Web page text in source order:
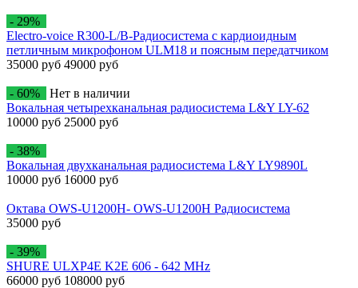
- 29%
Electro-voice R300-L/B-Радиосистема с кардиоидным
петличным микрофоном ULM18 и поясным передатчиком
35000 руб 49000 руб
- 60%
Нет в наличии
Вокальная четырехканальная радиосистема L&Y LY-62
10000 руб 25000 руб
- 38%
Вокальная двухканальная радиосистема L&Y LY9890L
10000 руб 16000 руб
Октава OWS-U1200H- OWS-U1200H Радиосистема
35000 руб
- 39%
SHURE ULXP4E K2E 606 - 642 MHz
66000 руб 108000 руб